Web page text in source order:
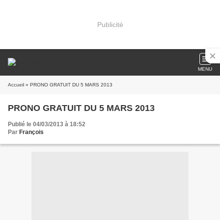
Publicité
MENU
Accueil » PRONO GRATUIT DU 5 MARS 2013
PRONO GRATUIT DU 5 MARS 2013
Publié le 04/03/2013 à 18:52
Par François